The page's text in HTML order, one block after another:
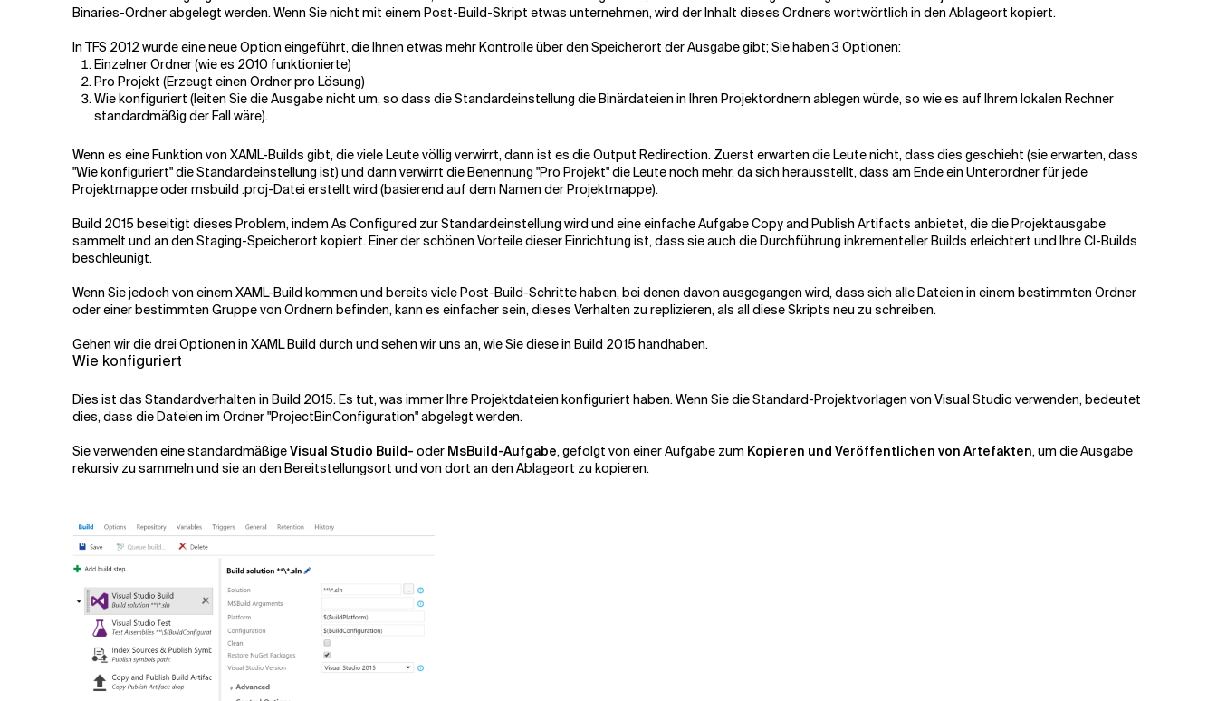
Verwandte Themen
Binaries-Ordner abgelegt werden. Wenn Sie nicht mit einem Post-Build-Skript etwas unternehmen, wird der Inhalt dieses Ordners wortwörtlich in den Ablageort kopiert.
In TFS 2012 wurde eine neue Option eingeführt, die Ihnen etwas mehr Kontrolle über den Speicherort der Ausgabe gibt; Sie haben 3 Optionen:
Einzelner Ordner (wie es 2010 funktionierte)
Pro Projekt (Erzeugt einen Ordner pro Lösung)
Wie konfiguriert (leiten Sie die Ausgabe nicht um, so dass die Standardeinstellung die Binärdateien in Ihren Projektordnern ablegen würde, so wie es auf Ihrem lokalen Rechner
standardmäßig der Fall wäre).
Wenn es eine Funktion von XAML-Builds gibt, die viele Leute völlig verwirrt, dann ist es die Output Redirection. Zuerst erwarten die Leute nicht, dass dies geschieht (sie erwarten, dass
"Wie konfiguriert" die Standardeinstellung ist) und dann verwirrt die Benennung "Pro Projekt" die Leute noch mehr, da sich herausstellt, dass am Ende ein Unterordner für jede
Projektmappe oder msbuild .proj-Datei erstellt wird (basierend auf dem Namen der Projektmappe).
Build 2015 beseitigt dieses Problem, indem As Configured zur Standardeinstellung wird und eine einfache Aufgabe Copy and Publish Artifacts anbietet, die die Projektausgabe
sammelt und an den Staging-Speicherort kopiert. Einer der schönen Vorteile dieser Einrichtung ist, dass sie auch die Durchführung inkrementeller Builds erleichtert und Ihre CI-Builds
beschleunigt.
Wenn Sie jedoch von einem XAML-Build kommen und bereits viele Post-Build-Schritte haben, bei denen davon ausgegangen wird, dass sich alle Dateien in einem bestimmten Ordner
oder einer bestimmten Gruppe von Ordnern befinden, kann es einfacher sein, dieses Verhalten zu replizieren, als all diese Skripts neu zu schreiben.
Gehen wir die drei Optionen in XAML Build durch und sehen wir uns an, wie Sie diese in Build 2015 handhaben.
Wie konfiguriert
Dies ist das Standardverhalten in Build 2015. Es tut, was immer Ihre Projektdateien konfiguriert haben. Wenn Sie die Standard-Projektvorlagen von Visual Studio verwenden, bedeutet
dies, dass die Dateien im Ordner "ProjectBinConfiguration" abgelegt werden.
Sie verwenden eine standardmäßigeVisual Studio Build- oder MsBuild-Aufgabe, gefolgt von einer Aufgabe zum Kopieren und Veröffentlichen von Artefakten, um die Ausgabe
rekursiv zu sammeln und sie an den Bereitstellungsort und von dort an den Ablageort zu kopieren.